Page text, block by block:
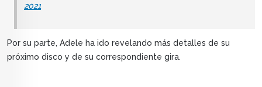
2021
Por su parte, Adele ha ido revelando más detalles de su
próximo disco y de su correspondiente gira.